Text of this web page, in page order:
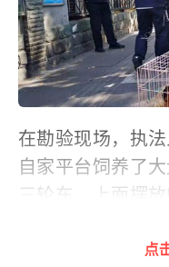
在勘验现场，执
自家平台饲养了
三轮车，上面摆
据《南京市环境
区禁止饲养鸡、点